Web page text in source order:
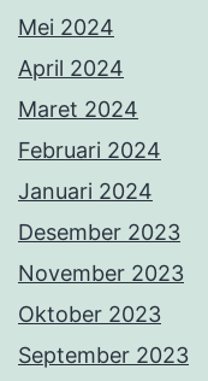
Mei 2024
April 2024
Maret 2024
Februari 2024
Januari 2024
Desember 2023
November 2023
Oktober 2023
September 2023